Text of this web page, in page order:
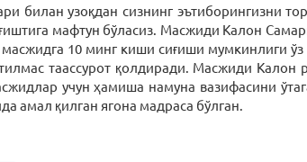
билан узоқдан сизнинг эътиборингизни
мафтун бўласиз. Масжиди Калон
10 минг киши сиғиши мумкинлиги
таассурот қолдиради. Масжиди
учун ҳамиша намуна вазифасини
амал қилган ягона мадраса бўлган.